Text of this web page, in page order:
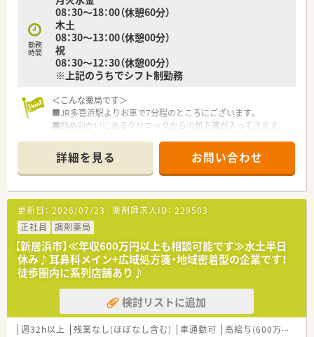
勤務
時間
08：30～18：00（休憩60分）
木土
08：30～13：00（休憩00分）
祝
08：30～12：30（休憩00分）
※上記のうちでシフト制勤務
＜こんな薬局です＞
■JR多喜浜駅よりお車で7分程のところにございます。
■斜め向かいにあるクリニックからの処方箋が入ってきます。
■薬剤師2名在籍されています。管理薬剤師は男性です。
■電子薬歴・分包機（Vマス）導入されています。
■投薬口は1カ所・立ち投薬がメインですが
患者様のご希望に応じて座ってじっくりお話をお聞き出来る
スペースもございます。
＜業務内容＞
■調剤・投薬・監査など外来処方箋の対応を主にお願いいたしま
す。
■内科・外科・腎臓内科の処方がメインです。
■処方箋枚数は1日あたり80枚程度。
■在宅対応は患者様からのご要望により対応しています。
＜研修制度＞
■ご入職後は実務を通じて一連の業務を習得いただきます。
詳細を見る お問い合わせ
更新日： 2026/07/23 薬剤師求人ID： 229503
正社員
調剤薬局
【新居浜市】≪年収600万円以上も相談可能です≫水土半日
休み♪耳鼻科メイン+広域処方箋・地域密着型の企業です！
徒歩圏内に系列店舗あり♪
検討リストに追加
週32h以上 残業なし(ほぼなし含む) 車通勤可 高給与(600万円以上)